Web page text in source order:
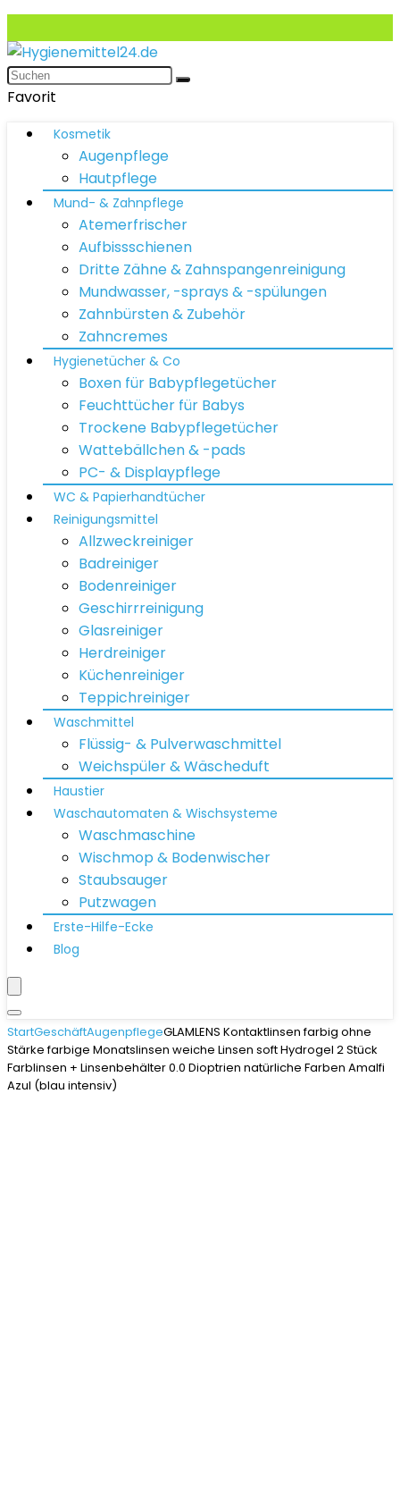
Favorit
Kosmetik
Augenpflege
Hautpflege
Mund- & Zahnpflege
Atemerfrischer
Aufbissschienen
Dritte Zähne & Zahnspangenreinigung
Mundwasser, -sprays & -spülungen
Zahnbürsten & Zubehör
Zahncremes
Hygienetücher & Co
Boxen für Babypflegetücher
Feuchttücher für Babys
Trockene Babypflegetücher
Wattebällchen & -pads
PC- & Displaypflege
WC & Papierhandtücher
Reinigungsmittel
Allzweckreiniger
Badreiniger
Bodenreiniger
Geschirrreinigung
Glasreiniger
Herdreiniger
Küchenreiniger
Teppichreiniger
Waschmittel
Flüssig- & Pulverwaschmittel
Weichspüler & Wäscheduft
Haustier
Waschautomaten & Wischsysteme
Waschmaschine
Wischmop & Bodenwischer
Staubsauger
Putzwagen
Erste-Hilfe-Ecke
Blog
StartGeschäftAugenpflegeGLAMLENS Kontaktlinsen farbig ohne
Stärke farbige Monatslinsen weiche Linsen soft Hydrogel 2 Stück
Farblinsen + Linsenbehälter 0.0 Dioptrien natürliche Farben Amalfi
Azul (blau intensiv)